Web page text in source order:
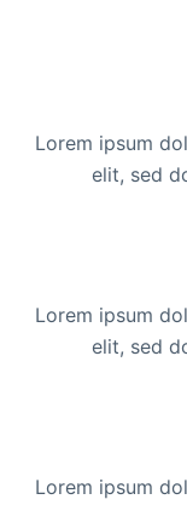
Lorem ipsum
elit, sed
Lorem ipsum
elit, sed
Lorem ipsum